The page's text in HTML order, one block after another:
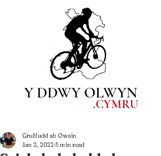
Y DDWY OLWYN
.CYMRU
Gruffudd ab Owain
Jan 2, 2022 5 min read